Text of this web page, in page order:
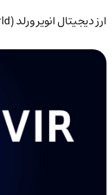
ارز دیجیتال انویر ورلد (NvirWorld) چیست؟ | آشنایی با توکن "NVIR"